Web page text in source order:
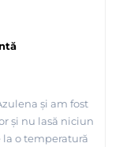
și am fost
și nu lasă niciun
la o temperatură